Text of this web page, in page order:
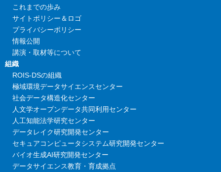
これまでの歩み
サイトポリシー＆ロゴ
プライバシーポリシー
情報公開
講演・取材等について
組織
ROIS-DSの組織
極域環境データサイエンスセンター
社会データ構造化センター
人文学オープンデータ共同利用センター
人工知能法学研究センター
データレイク研究開発センター
セキュアコンピュータシステム研究開発センター
バイオ生成AI研究開発センター
データサイエンス教育・育成拠点